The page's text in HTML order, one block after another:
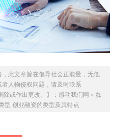
此文章旨在倡导社会正能量，无低
人物侵权问题，请及时联系
或作出更改。】： 感动我们网 » 如
型 创业融资的类型及其特点